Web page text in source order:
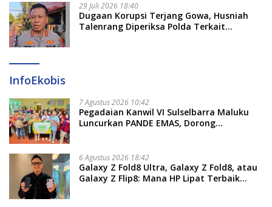
29 Juli 2026 18:40
Dugaan Korupsi Terjang Gowa, Husniah
Talenrang Diperiksa Polda Terkait
InfoEkobis
7 Agustus 2026 10:42
Pegadaian Kanwil VI Sulselbarra Maluku
Luncurkan PANDE EMAS, Dorong
6 Agustus 2026 18:42
Galaxy Z Fold8 Ultra, Galaxy Z Fold8, atau
Galaxy Z Flip8: Mana HP Lipat Terbaik